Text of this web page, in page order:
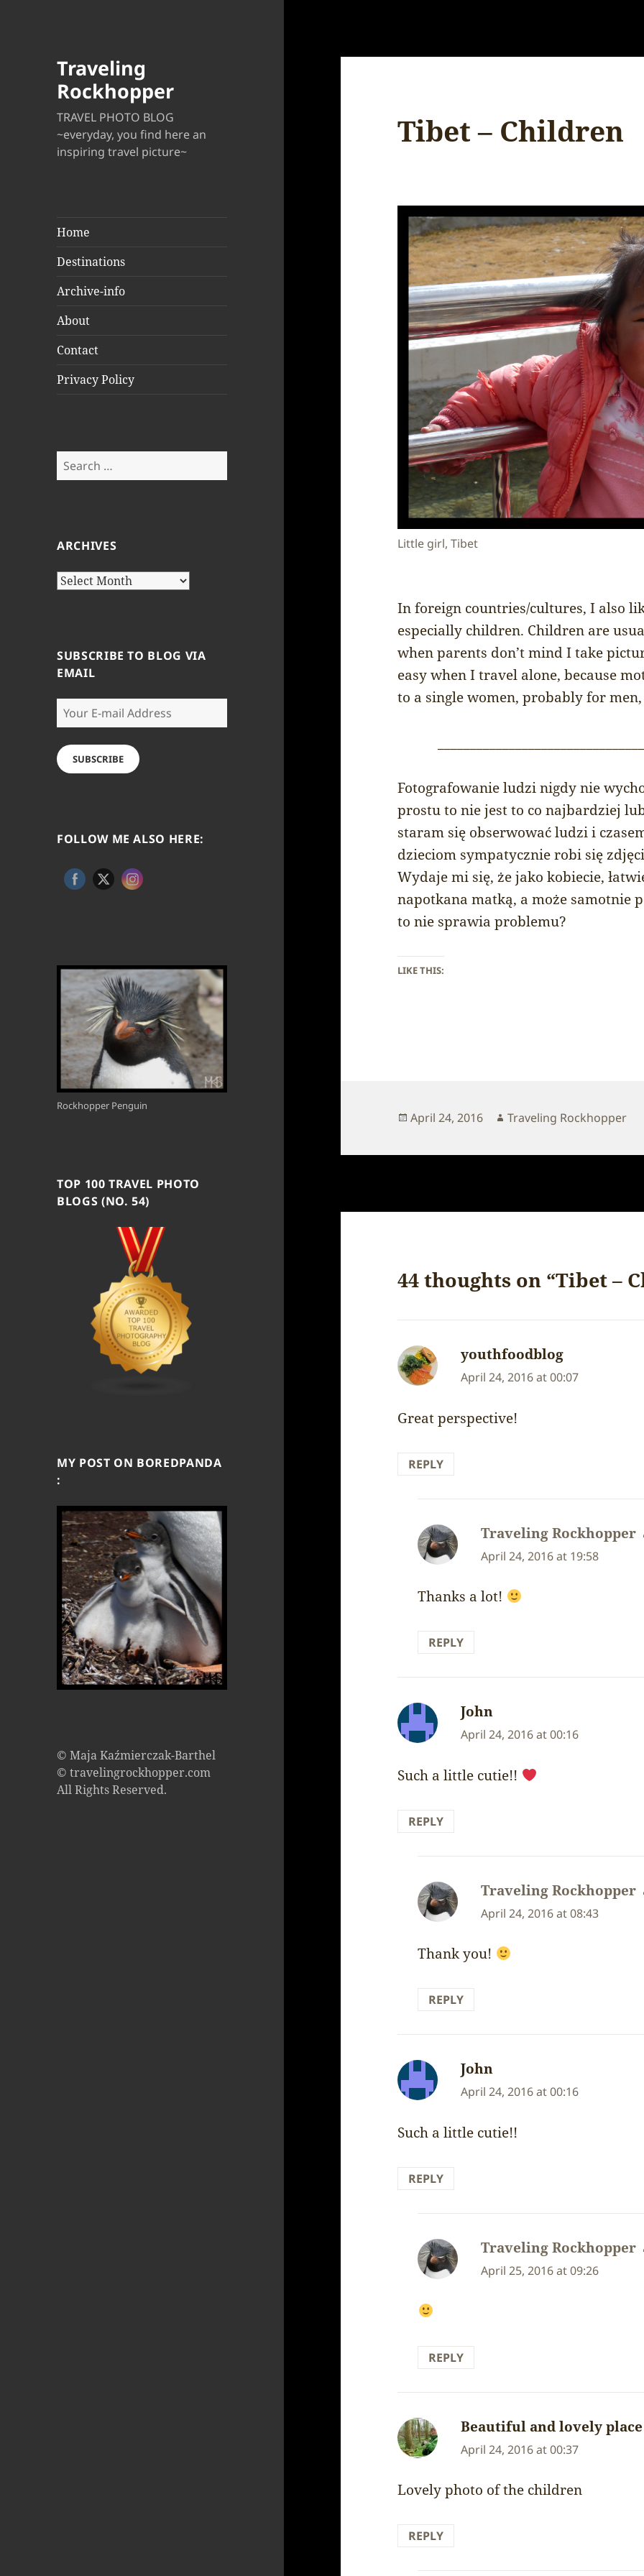
Traveling
Rockhopper
TRAVEL PHOTO BLOG
~everyday, you find here an
inspiring travel picture~
Home
Destinations
Archive-info
About
Contact
Privacy Policy
Search
for:
ARCHIVES
Archives
SUBSCRIBE TO BLOG VIA
EMAIL
Your
E-
mail
Address
SUBSCRIBE
FOLLOW ME ALSO HERE:
Rockhopper Penguin
TOP 100 TRAVEL PHOTO
BLOGS (NO. 54)
MY POST ON BOREDPANDA
:
© Maja Kaźmierczak-Barthel
© travelingrockhopper.com
All Rights Reserved.
Tibet – Children
Little girl, Tibet
In foreign countries/cultures, I also
especially children. Children are
when parents don’t mind I take
easy when I travel alone, because
to a single women, probably for
Fotografowanie ludzi nigdy nie
prostu to nie jest to co najbardziej
staram się obserwować ludzi i
dzieciom sympatycznie robi się
Wydaje mi się, że jako kobiecie,
napotkana matką, a może samotnie
to nie sprawia problemu?
LIKE THIS:
Posted
April 24, 2016 Author
Traveling Rockhopper
44 thoughts on “Tibet –
youthfoodblog
April 24, 2016 at 00:07
Great perspective!
REPLY
Traveling Rockhopper
April 24, 2016 at 19:58
Thanks a lot!
REPLY
John
April 24, 2016 at 00:16
Such a little cutie!!
REPLY
Traveling Rockhopper
April 24, 2016 at 08:43
Thank you!
REPLY
John
April 24, 2016 at 00:16
Such a little cutie!!
REPLY
Traveling Rockhopper
April 25, 2016 at 09:26
REPLY
Beautiful and lovely place
April 24, 2016 at 00:37
Lovely photo of the children
REPLY